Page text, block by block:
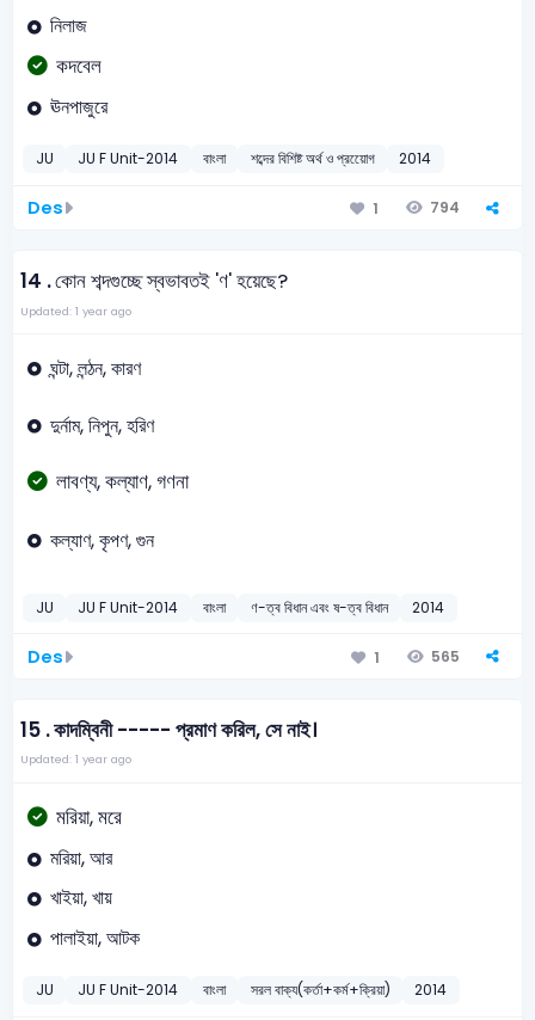
নিলাজ
কদবেল
ঊনপাজুরে
JU JU F Unit-2014 বাংলা শব্দের বিশিষ্ট অর্থ ও প্রয়োেগ 2014
Des 1 794
14 .কোন শব্দগুচ্ছে স্বভাবতই 'ণ' হয়েছে?
Updated: 1 year ago
ঘন্টা, লন্ঠন, কারণ
দুর্নাম, নিপুন, হরিণ
লাবণ্য, কল্যাণ, গণনা
কল্যাণ, কৃপণ, গুন
JU JU F Unit-2014 বাংলা ণ-ত্ব বিধান এবং ষ-ত্ব বিধান 2014
Des 1 565
15 .কাদম্বিনী ----- প্রমাণ করিল, সে নাই।
Updated: 1 year ago
মরিয়া, মরে
মরিয়া, আর
খাইয়া, খায়
পালাইয়া, আটক
JU JU F Unit-2014 বাংলা সরল বাক্য(কর্তা+কর্ম+ক্রিয়া) 2014